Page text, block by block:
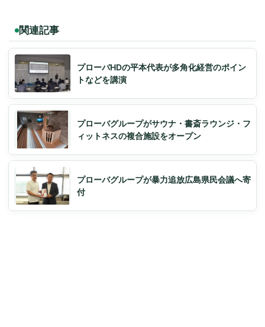
関連記事
プローバHDの平本代表が多角化経営のポイン
トなどを講演
プローバグループがサウナ・書斎ラウンジ・フ
ィットネスの複合施設をオープン
プローバグループが暴力追放広島県民会議へ寄
付